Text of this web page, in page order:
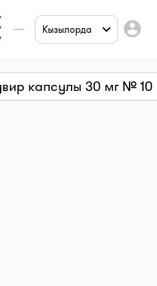
Кызылорда account_circle
капсулы 30 мг № 10